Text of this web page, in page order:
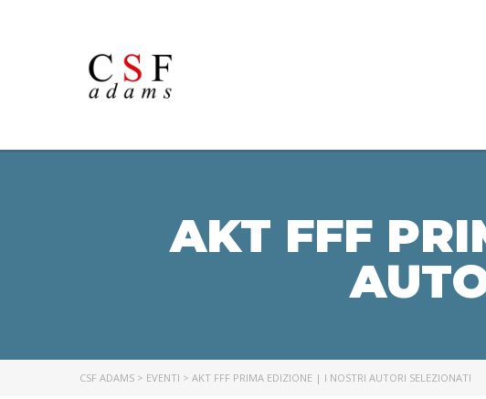
AKT FFF
CSF ADAMS > EVENTI > AKT FFF PRIMA EDIZIONE | I NOSTRI AUTORI SELEZIONATI